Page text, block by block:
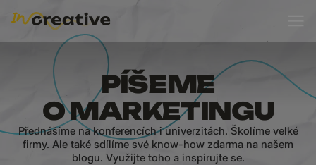
BLOG
PÍŠEME
O MARKETINGU
Přednášíme na konferencích i univerzitách. Školíme velké
firmy. Ale také sdílíme své know-how zdarma na našem
blogu. Využijte toho a inspirujte se.